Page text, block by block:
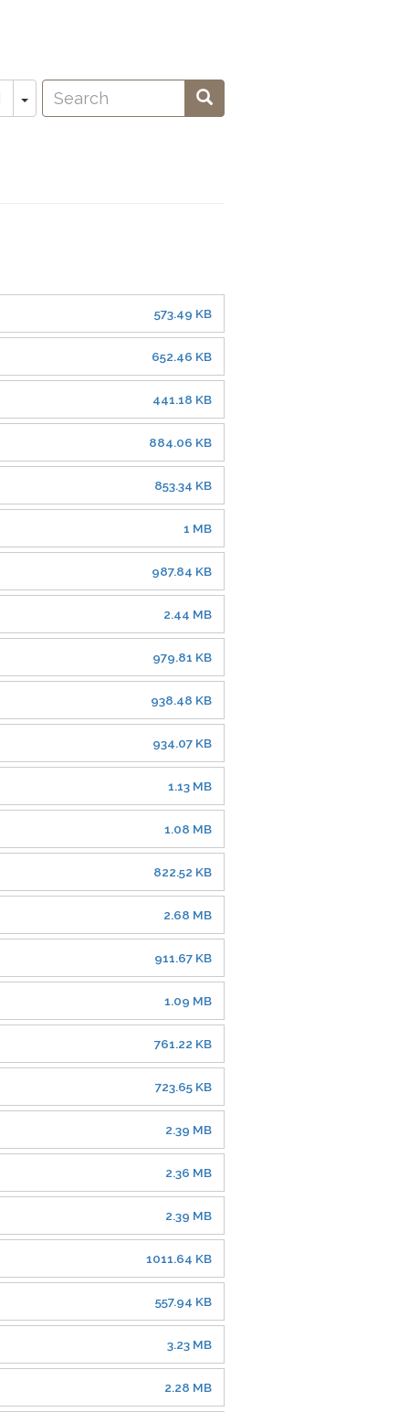
Toggle Dropdown
Search Search
573.49 KB
652.46 KB
441.18 KB
884.06 KB
853.34 KB
1 MB
987.84 KB
2.44 MB
979.81 KB
938.48 KB
934.07 KB
1.13 MB
1.08 MB
822.52 KB
2.68 MB
911.67 KB
1.09 MB
761.22 KB
723.65 KB
2.39 MB
2.36 MB
2.39 MB
1011.64 KB
557.94 KB
3.23 MB
2.28 MB